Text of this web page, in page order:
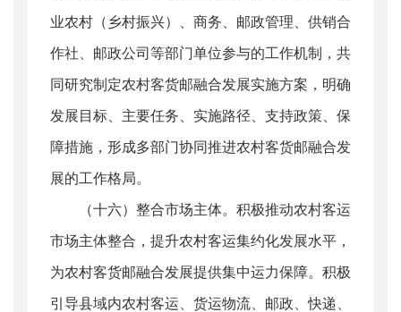
业农村（乡村振兴）、商务、邮政管理、供销合
作社、邮政公司等部门单位参与的工作机制，共
同研究制定农村客货邮融合发展实施方案，明确
发展目标、主要任务、实施路径、支持政策、保
障措施，形成多部门协同推进农村客货邮融合发
展的工作格局。
（十六）整合市场主体。积极推动农村客运
市场主体整合，提升农村客运集约化发展水平，
为农村客货邮融合发展提供集中运力保障。积极
引导县域内农村客运、货运物流、邮政、快递、